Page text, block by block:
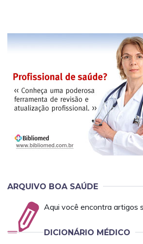
ARQUIVO BOA SAÚDE
Aqui você encontra artigos
DICIONÁRIO MÉDICO